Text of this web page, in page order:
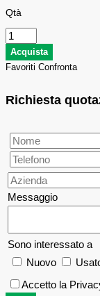
Qtà
Favoriti Confronta
Richiesta
Messaggio
Sono interessato a
Nuovo
Accetto la